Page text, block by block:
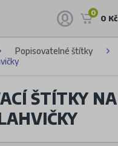
0
0 Kč
Popisovatelné štítky
ŠTÍTKY NA